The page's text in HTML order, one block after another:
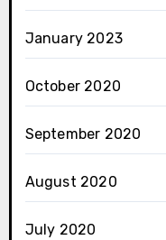
January 2023
October 2020
September 2020
August 2020
July 2020